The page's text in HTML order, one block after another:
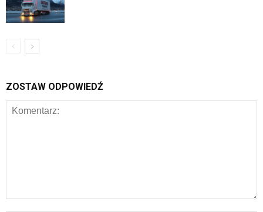
ZOSTAW ODPOWIEDŹ